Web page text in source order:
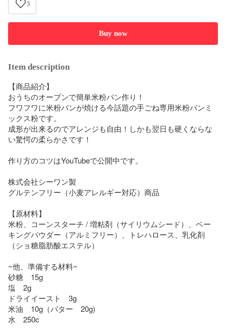
3
Buy now
Item description
【商品紹介】
おうちのオーブンで簡単米粉パン作り！
フワフワに米粉パンが焼ける今話題の手ごね専用米粉パンミ
ックス粉です。
成形が出来るのでアレンジも自由！しかも翌日も硬くならな
い驚愕の柔らかさです！
作り方のコツはYouTubeで公開中です。
株式会社シーワン製
グルテンフリー（小麦アレルギー対応）商品
【原材料】
米粉、コーンスターチ / 増粘剤（サイリウムシード）、ベー
キングパウダー（アルミフリー）、トレハロース、乳化剤
（ショ糖脂肪酸エステル）
~他、準備する材料~
砂糖　15g
塩　2g
ドライイースト　3g
米油　10g（バター　20g)
水　250c